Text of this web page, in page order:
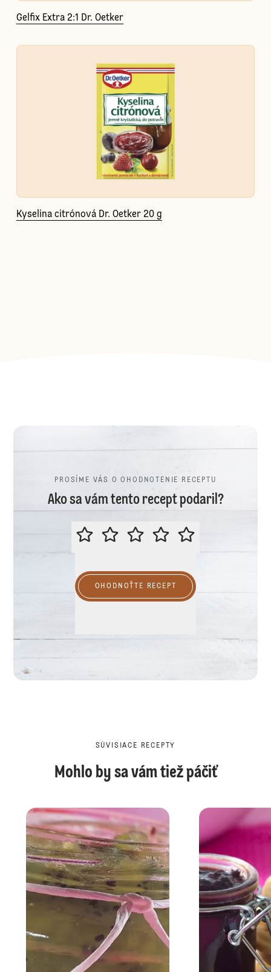
Gelfix Extra 2:1 Dr. Oetker
Kyselina citrónová Dr. Oetker 20 g
PROSÍME VÁS O OHODNOTENIE RECEPTU
Ako sa vám tento recept podaril?
PROSÍME VÁS O OHODNOTENIE
OHODNOŤTE RECEPT
SÚVISIACE RECEPTY
Mohlo by sa vám tiež páčiť